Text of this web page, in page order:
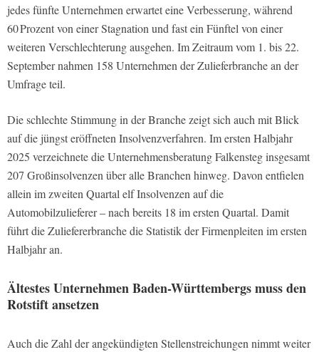
jedes fünfte Unternehmen erwartet eine Verbesserung, während
60 Prozent von einer Stagnation und fast ein Fünftel von einer
weiteren Verschlechterung ausgehen. Im Zeitraum vom 1. bis 22.
September nahmen 158 Unternehmen der Zulieferbranche an der
Umfrage teil.
Die schlechte Stimmung in der Branche zeigt sich auch mit Blick
auf die jüngst eröffneten Insolvenzverfahren. Im ersten Halbjahr
2025 verzeichnete die Unternehmensberatung Falkensteg insgesamt
207 Großinsolvenzen über alle Branchen hinweg. Davon entfielen
allein im zweiten Quartal elf Insolvenzen auf die
Automobilzulieferer – nach bereits 18 im ersten Quartal. Damit
führt die Zuliefererbranche die Statistik der Firmenpleiten im ersten
Halbjahr an.
Ältestes Unternehmen Baden-Württembergs muss den
Rotstift ansetzen
Auch die Zahl der angekündigten Stellenstreichungen nimmt weiter